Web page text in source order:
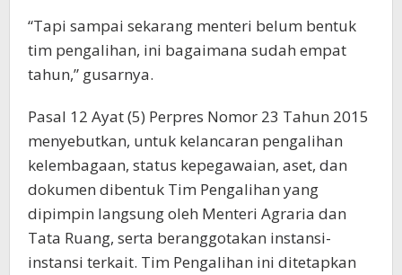
“Tapi sampai sekarang menteri belum bentuk
tim pengalihan, ini bagaimana sudah empat
tahun,” gusarnya.
Pasal 12 Ayat (5) Perpres Nomor 23 Tahun 2015
menyebutkan, untuk kelancaran pengalihan
kelembagaan, status kepegawaian, aset, dan
dokumen dibentuk Tim Pengalihan yang
dipimpin langsung oleh Menteri Agraria dan
Tata Ruang, serta beranggotakan instansi-
instansi terkait. Tim Pengalihan ini ditetapkan